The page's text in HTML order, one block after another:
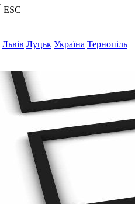
ESC
Львів Луцьк Україна Тернопіль